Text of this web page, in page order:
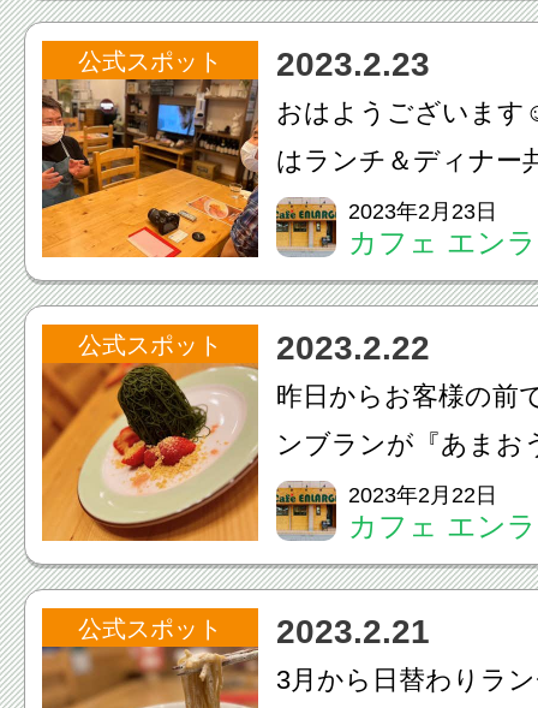
来週からは『春のフ
ン』がスタート致し
公式スポット 2023.2.23
おはようございます
はランチ＆ディナー
席になりました本日
席は残りわずかです
お電話でのお問い合
します昨日、日清製
レ...
2023年2月23日
カフェ エン
公式スポット 2023.2.22
昨日からお客様の前
ンブランが『あまお
ブラン』になりまし
頂いてます✨ありが
☺️今回のモンブラン
る前日までの『予約
2023年2月22日
カフェ エン
公式スポット 2023.2.21
3月から日替わりラ